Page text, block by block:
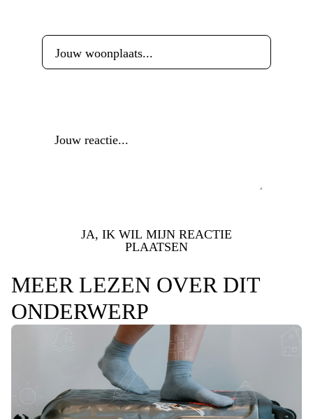
JA, IK WIL MIJN REACTIE
PLAATSEN
MEER LEZEN OVER DIT
ONDERWERP